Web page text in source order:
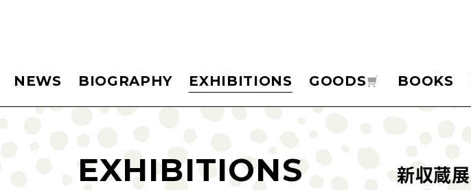
NEWS BIOGRAPHY EXHIBITIONS GOODS BOOKS
EXHIBITIONS 新収蔵展